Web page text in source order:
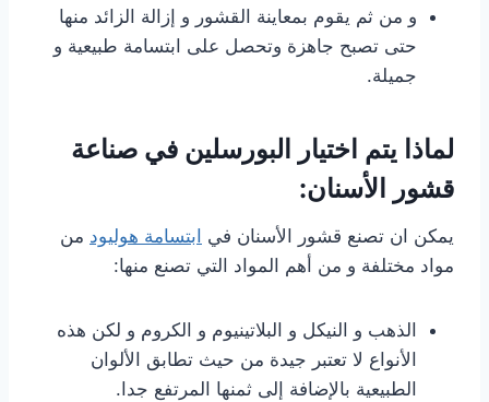
و من ثم يقوم بمعاينة القشور و إزالة الزائد منها
حتى تصبح جاهزة وتحصل على ابتسامة طبيعية و
جميلة.
لماذا يتم اختيار البورسلين في صناعة
قشور الأسنان:
يمكن ان تصنع قشور الأسنان في ابتسامة هوليود من
مواد مختلفة و من أهم المواد التي تصنع منها:
الذهب و النيكل و البلاتينيوم و الكروم و لكن هذه
الأنواع لا تعتبر جيدة من حيث تطابق الألوان
الطبيعية بالإضافة إلى ثمنها المرتفع جدا.